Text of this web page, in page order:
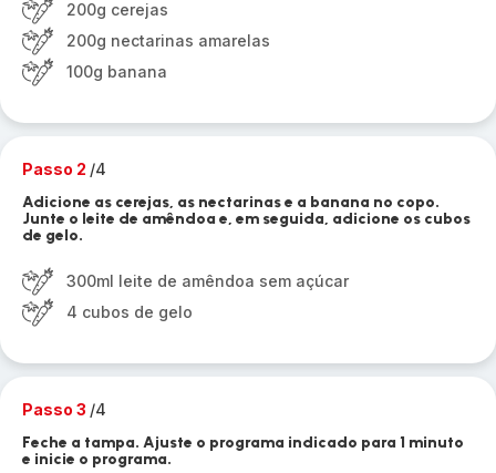
200g cerejas
200g nectarinas amarelas
100g banana
Passo 2 /4
Adicione as cerejas, as nectarinas e a banana no copo.
Junte o leite de amêndoa e, em seguida, adicione os cubos
de gelo.
300ml leite de amêndoa sem açúcar
4 cubos de gelo
Passo 3 /4
Feche a tampa. Ajuste o programa indicado para 1 minuto
e inicie o programa.